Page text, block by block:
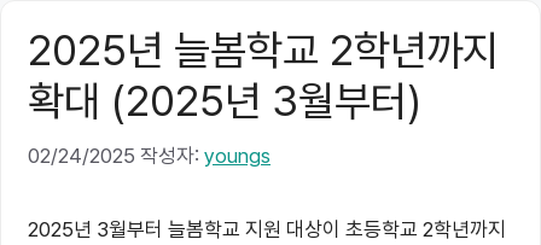
2025년 늘봄학교 2학년까지
확대 (2025년 3월부터)
02/24/2025 작성자: youngs
2025년 3월부터 늘봄학교 지원 대상이 초등학교 2학년까지